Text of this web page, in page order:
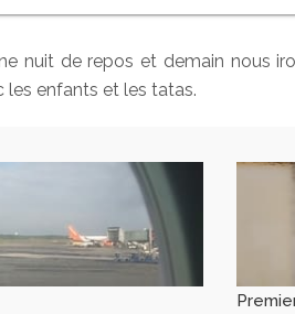
nuit de repos et demain nous
enfants et les tatas.